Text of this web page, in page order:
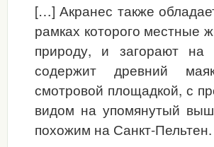
[…] Акранес также
рамках которого местные
природу, и загорают на
содержит древний
смотровой площадкой, с
видом на упомянутый
похожим на Санкт-